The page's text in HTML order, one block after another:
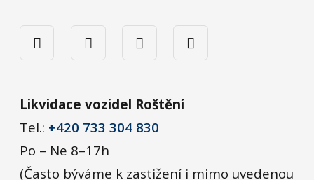
Likvidace vozidel Roštění
Tel.: +420 733 304 830
Po – Ne 8–17h
(Často býváme k zastižení i mimo uvedenou